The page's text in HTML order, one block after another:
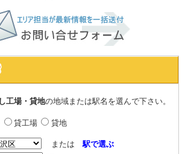
工場・貸地の地域または駅名を選んで下さい。
貸工場 貸地
または駅で選ぶ